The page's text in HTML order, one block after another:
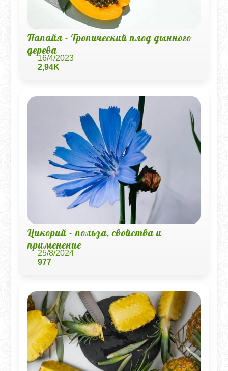
Папайя - Тропический плод дынного
дерева
16/4/2023
2,94K
Цикорий - польза, свойства и
применение
25/8/2024
977